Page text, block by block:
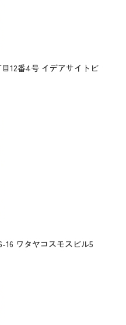
12番4号 イデアサイトビ
16 ワタヤコスモスビル5